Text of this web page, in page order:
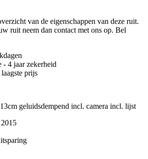
van de eigenschappen van deze ruit.
ruit neem dan contact met ons op. Bel
- 4 jaar zekerheid
prijs
geluidsdempend incl. camera incl. lijst